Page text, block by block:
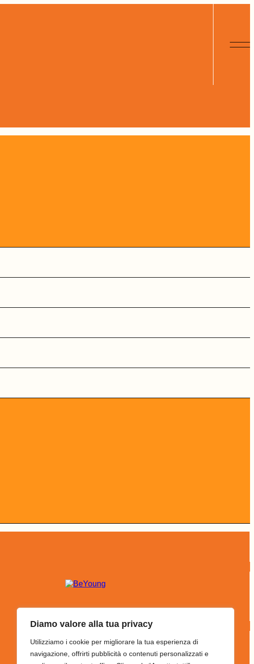
Diamo valore alla tua privacy
Utilizziamo i cookie per migliorare la tua esperienza di
navigazione, offrirti pubblicità o contenuti personalizzati e